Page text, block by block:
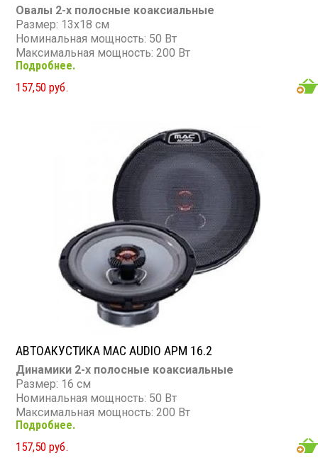
Овалы 2-х полосные коаксиальные
Размер: 13х18 см
Номинальная мощность: 50 Вт
Максимальная мощность: 200 Вт
Диапазон частот: 39 - 21 000 Гц
Чувствительность: 91 дБ
Сопротивление: 4 Ом
Подробнее.
157,50 руб.
АВТОАКУСТИКА MAC AUDIO APM 16.2
Динамики 2-х полосные коаксиальные
Размер: 16 см
Номинальная мощность: 50 Вт
Максимальная мощность: 200 Вт
Диапазон частот: 45 - 20 000 Гц
Чувствительность: 90 дБ
Сопротивление: 4 Ом
Подробнее.
157,50 руб.